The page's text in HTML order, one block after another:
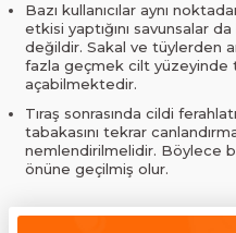
Bazı kullanıcılar aynı
etkisi yaptığını savunsalar
değildir. Sakal ve tüylerden
fazla geçmek cilt yüzeyinde
açabilmektedir.
Tıraş sonrasında cildi
tabakasını tekrar
nemlendirilmelidir. Böylece
önüne geçilmiş olur.